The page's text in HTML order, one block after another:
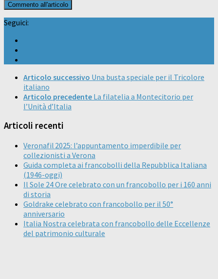
Seguici:
Articolo successivo Una busta speciale per il Tricolore
italiano
Articolo precedente La filatelia a Montecitorio per
l’Unità d’Italia
Articoli recenti
Veronafil 2025: l’appuntamento imperdibile per
collezionisti a Verona
Guida completa ai francobolli della Repubblica Italiana
(1946-oggi)
Il Sole 24 Ore celebrato con un francobollo per i 160 anni
di storia
Goldrake celebrato con francobollo per il 50°
anniversario
Italia Nostra celebrata con francobollo delle Eccellenze
del patrimonio culturale